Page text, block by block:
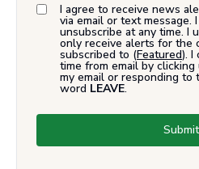
I agree to receive news
via email or text message.
unsubscribe at any time. I
only receive alerts for the
subscribed to (Featured). I
time from email by
my email or responding
word LEAVE.
Submit